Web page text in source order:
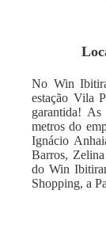
No Win
estação Vila
garantida!
metros do
Ignácio
Barros,
do Win
Shopping, a